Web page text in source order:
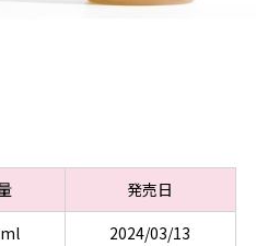
発売日
2024/03/13